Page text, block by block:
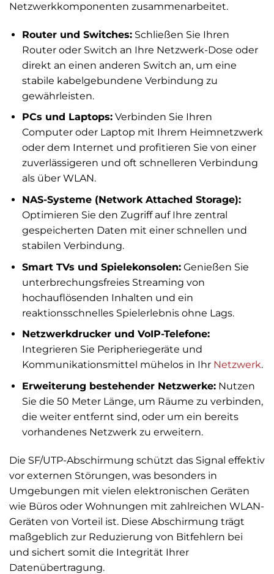
Netzwerkkomponenten zusammenarbeitet.
Router und Switches:Schließen Sie Ihren
Router oder Switch an Ihre Netzwerk-Dose oder
direkt an einen anderen Switch an, um eine
stabile kabelgebundene Verbindung zu
gewährleisten.
PCs und Laptops:Verbinden Sie Ihren
Computer oder Laptop mit Ihrem Heimnetzwerk
oder dem Internet und profitieren Sie von einer
zuverlässigeren und oft schnelleren Verbindung
als über WLAN.
NAS-Systeme (Network Attached Storage):
Optimieren Sie den Zugriff auf Ihre zentral
gespeicherten Daten mit einer schnellen und
stabilen Verbindung.
Smart TVs und Spielekonsolen:Genießen Sie
unterbrechungsfreies Streaming von
hochauflösenden Inhalten und ein
reaktionsschnelles Spielerlebnis ohne Lags.
Netzwerkdrucker und VoIP-Telefone:
Integrieren Sie Peripheriegeräte und
Kommunikationsmittel mühelos in Ihr Netzwerk.
Erweiterung bestehender Netzwerke:Nutzen
Sie die 50 Meter Länge, um Räume zu verbinden,
die weiter entfernt sind, oder um ein bereits
vorhandenes Netzwerk zu erweitern.
Die SF/UTP-Abschirmung schützt das Signal effektiv
vor externen Störungen, was besonders in
Umgebungen mit vielen elektronischen Geräten
wie Büros oder Wohnungen mit zahlreichen WLAN-
Geräten von Vorteil ist. Diese Abschirmung trägt
maßgeblich zur Reduzierung von Bitfehlern bei
und sichert somit die Integrität Ihrer
Datenübertragung.